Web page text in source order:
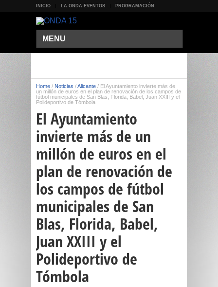
INICIO LA ONDA EVENTOS PROGRAMACIÓN
MENU
Home / Noticias /Alicante / El Ayuntamiento invierte más de
un millón de euros en el plan de renovación de los campos de
fútbol municipales de San Blas, Florida, Babel, Juan XXIII y el
Polideportivo de Tómbola
El Ayuntamiento
invierte más de un
millón de euros en el
plan de renovación de
los campos de fútbol
municipales de San
Blas, Florida, Babel,
Juan XXIII y el
Polideportivo de
Tómbola